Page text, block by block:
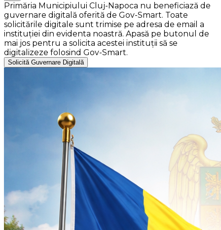
Primăria Municipiului Cluj-Napoca nu beneficiază de
guvernare digitală oferită de Gov-Smart. Toate
solicitările digitale sunt trimise pe adresa de email a
instituției din evidenta noastră. Apasă pe butonul de
mai jos pentru a solicita acestei instituții să se
digitalizeze folosind Gov-Smart.
Solicită Guvernare Digitală